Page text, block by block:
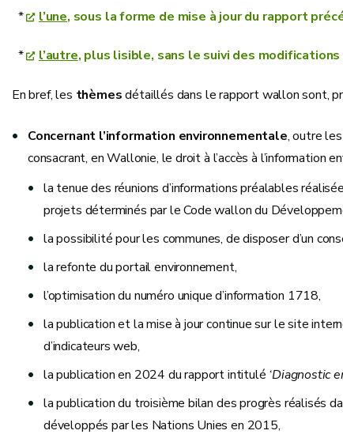
* l’une, sous la forme de mise à jour du rapport
* l’autre, plus lisible, sans le suivi des
En bref, les thèmesdétaillés dans le rapport wallon sont,
Concernant l’information environnementale, outre
consacrant, en Wallonie, le droit à l’accès à
la tenue des réunions d’informations préalables
projets déterminés par le Code wallon du
la possibilité pour les communes, de disposer d’un
la refonte du portail environnement,
l’optimisation du numéro unique d’information 1718,
la publication et la mise à jour continue sur le site
d’indicateurs web,
la publication en 2024 du rapport intitulé ‘Diagnostic
la publication du troisième bilan des progrès réalisés
développés par les Nations Unies en 2015,